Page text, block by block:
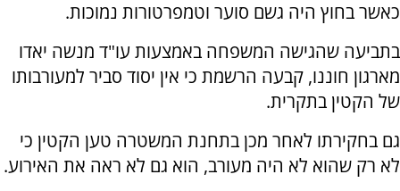
כאשר בחוץ היה גשם סוער וטמפרטורות נמוכות.
בתביעה שהגישה המשפחה באמצעות עו"ד מנשה יאדו
מארגון חוננו, קבעה הרשמת כי אין יסוד סביר למעורבותו
של הקטין בתקרית.
גם בחקירתו לאחר מכן בתחנת המשטרה טען הקטין כי
לא רק שהוא לא היה מעורב, הוא גם לא ראה את האירוע.